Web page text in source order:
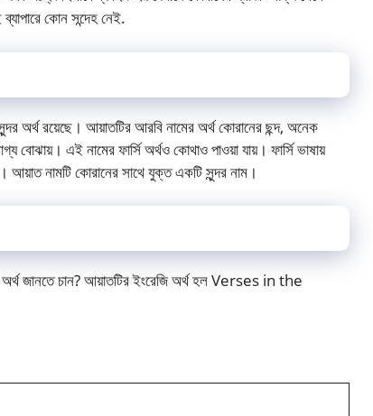
কোন সন্দেহ নেই.
অর্থ রয়েছে। আয়াতটির আরবি নামের অর্থ কোরানের ছন্দ, অনেক
বোঝায়। এই নামের ফার্সি অর্থও কোথাও পাওয়া যায়। ফার্সি ভাষায়
নামটি কোরানের সাথে যুক্ত একটি সুন্দর নাম।
জানতে চান? আয়াতটির ইংরেজি অর্থ হল Verses in the